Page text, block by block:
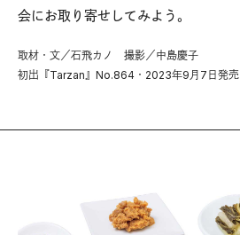
会にお取り寄せしてみよう。
取材・文／石飛カノ 撮影／中島慶子
初出『Tarzan』No.864・2023年9月7日発売